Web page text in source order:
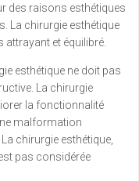
des raisons esthétiques
La chirurgie esthétique
et équilibré.
esthétique ne doit pas
La chirurgie
la fonctionnalité
malformation
chirurgie esthétique,
pas considérée